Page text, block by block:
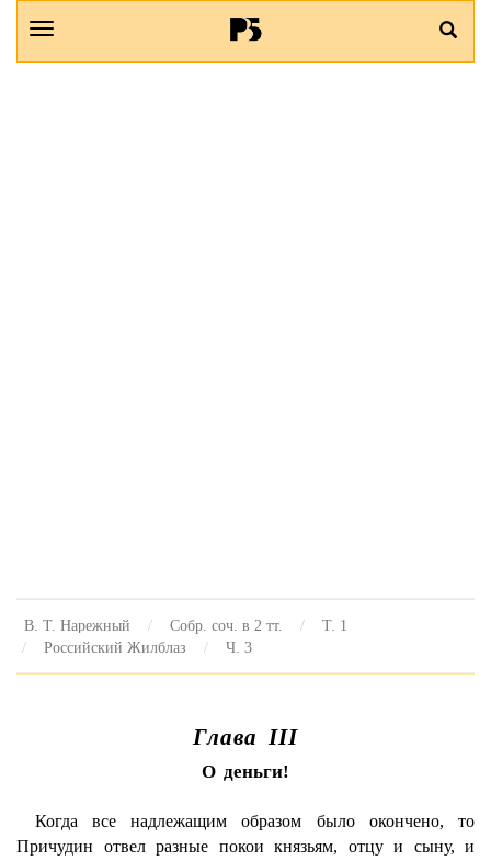
В. Т. Нарежный Собр. соч. в 2 тт.
Т. 1
Российский Жилблаз
Ч. 3
Глава III
О деньги!
Когда все надлежащим образом было окончено, то
Причудин отвел разные покои князьям, отцу и сыну, и